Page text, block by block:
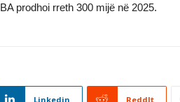
prodhoi rreth 300 mijë në 2025.
Linkedin ReddIt